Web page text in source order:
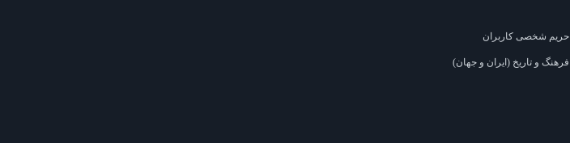
حریم شخصی کاربران
فرهنگ و تاریخ (ایران و جهان)